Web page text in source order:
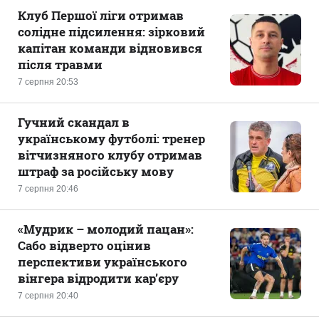
7 серпня 20:53
Клуб Першої ліги отримав
солідне підсилення: зірковий
капітан команди відновився
після травми
7 серпня 20:46
Гучний скандал в
українському футболі: тренер
вітчизняного клубу отримав
штраф за російську мову
7 серпня 20:40
«Мудрик – молодий пацан»:
Сабо відверто оцінив
перспективи українського
вінгера відродити кар’єру